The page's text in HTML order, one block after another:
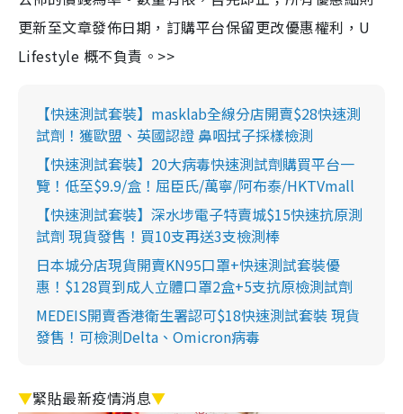
更新至文章發佈日期，訂購平台保留更改優惠權利，U
Lifestyle 概不負責。>>
【快速測試套裝】masklab全線分店開賣$28快速測
試劑！獲歐盟、英國認證 鼻咽拭子採樣檢測
【快速測試套裝】20大病毒快速測試劑購買平台一
覽！低至$9.9/盒！屈臣氏/萬寧/阿布泰/HKTVmall
【快速測試套裝】深水埗電子特賣城$15快速抗原測
試劑 現貨發售！買10支再送3支檢測棒
日本城分店現貨開賣KN95口罩+快速測試套裝優
惠！$128買到成人立體口罩2盒+5支抗原檢測試劑
MEDEIS開賣香港衛生署認可$18快速測試套裝 現貨
發售！可檢測Delta、Omicron病毒
▼緊貼最新疫情消息▼